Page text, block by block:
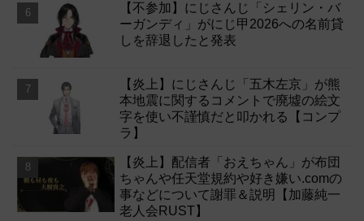
【不参加】にじさんじ「シェリン・バ
ーガンディ」がにじ甲2026への名前貸
しを辞退したと発表
【炎上】にじさんじ「五木左京」が熊
本地震に関するコメントで廃墟の絵文
字を使い不謹慎だと叩かれる【コンプ
ラ】
【炎上】配信者「おえちゃん」が布団
ちゃんや任天堂規約や好き嫌い.comの
事などについて謝罪＆説明【加藤純一
老人会RUST】